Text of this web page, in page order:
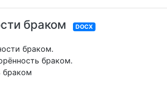
браком DOCX
браком.
браком.
браком